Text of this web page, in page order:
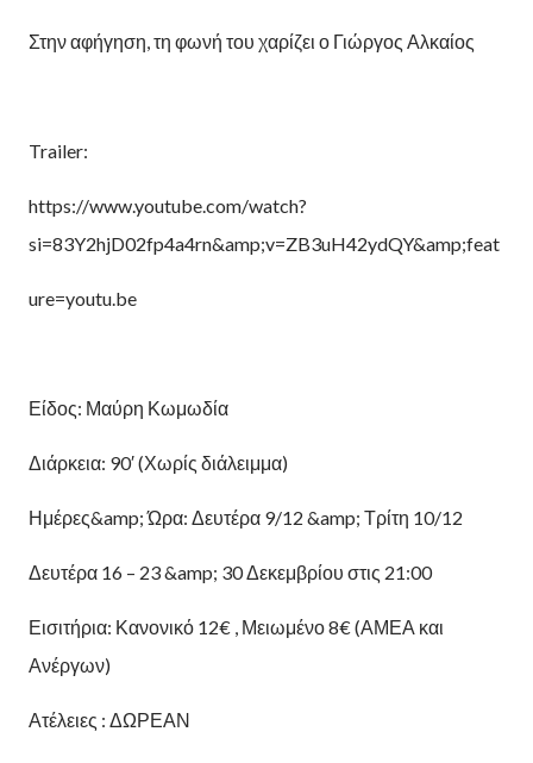
Στην αφήγηση, τη φωνή του χαρίζει ο Γιώργος Αλκαίος
Trailer:
https://www.youtube.com/watch?
si=83Y2hjD02fp4a4rn&amp;v=ZB3uH42ydQY&amp;feat
ure=youtu.be
Είδος: Μαύρη Κωμωδία
Διάρκεια: 90′ (Χωρίς διάλειμμα)
Ημέρες&amp; Ώρα: Δευτέρα 9/12 &amp; Τρίτη 10/12
Δευτέρα 16 – 23 &amp; 30 Δεκεμβρίου στις 21:00
Εισιτήρια: Κανονικό 12€ , Μειωμένο 8€ (ΑΜΕΑ και
Ανέργων)
Ατέλειες : ΔΩΡΕΑΝ